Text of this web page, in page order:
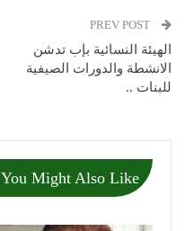
الهيئة النسائية بإب تدشن
الانشطة والدورات الصيفية
للبنات ..
You Might Also Like